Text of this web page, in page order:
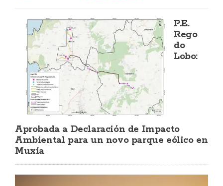
P.E.
Rego
do
Lobo:
Aprobada a Declaración de Impacto
Ambiental para un novo parque eólico en
Muxía